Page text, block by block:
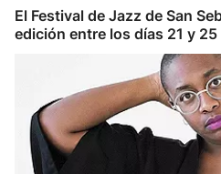
El Festival de Jazz de San
edición entre los días 21 y 25